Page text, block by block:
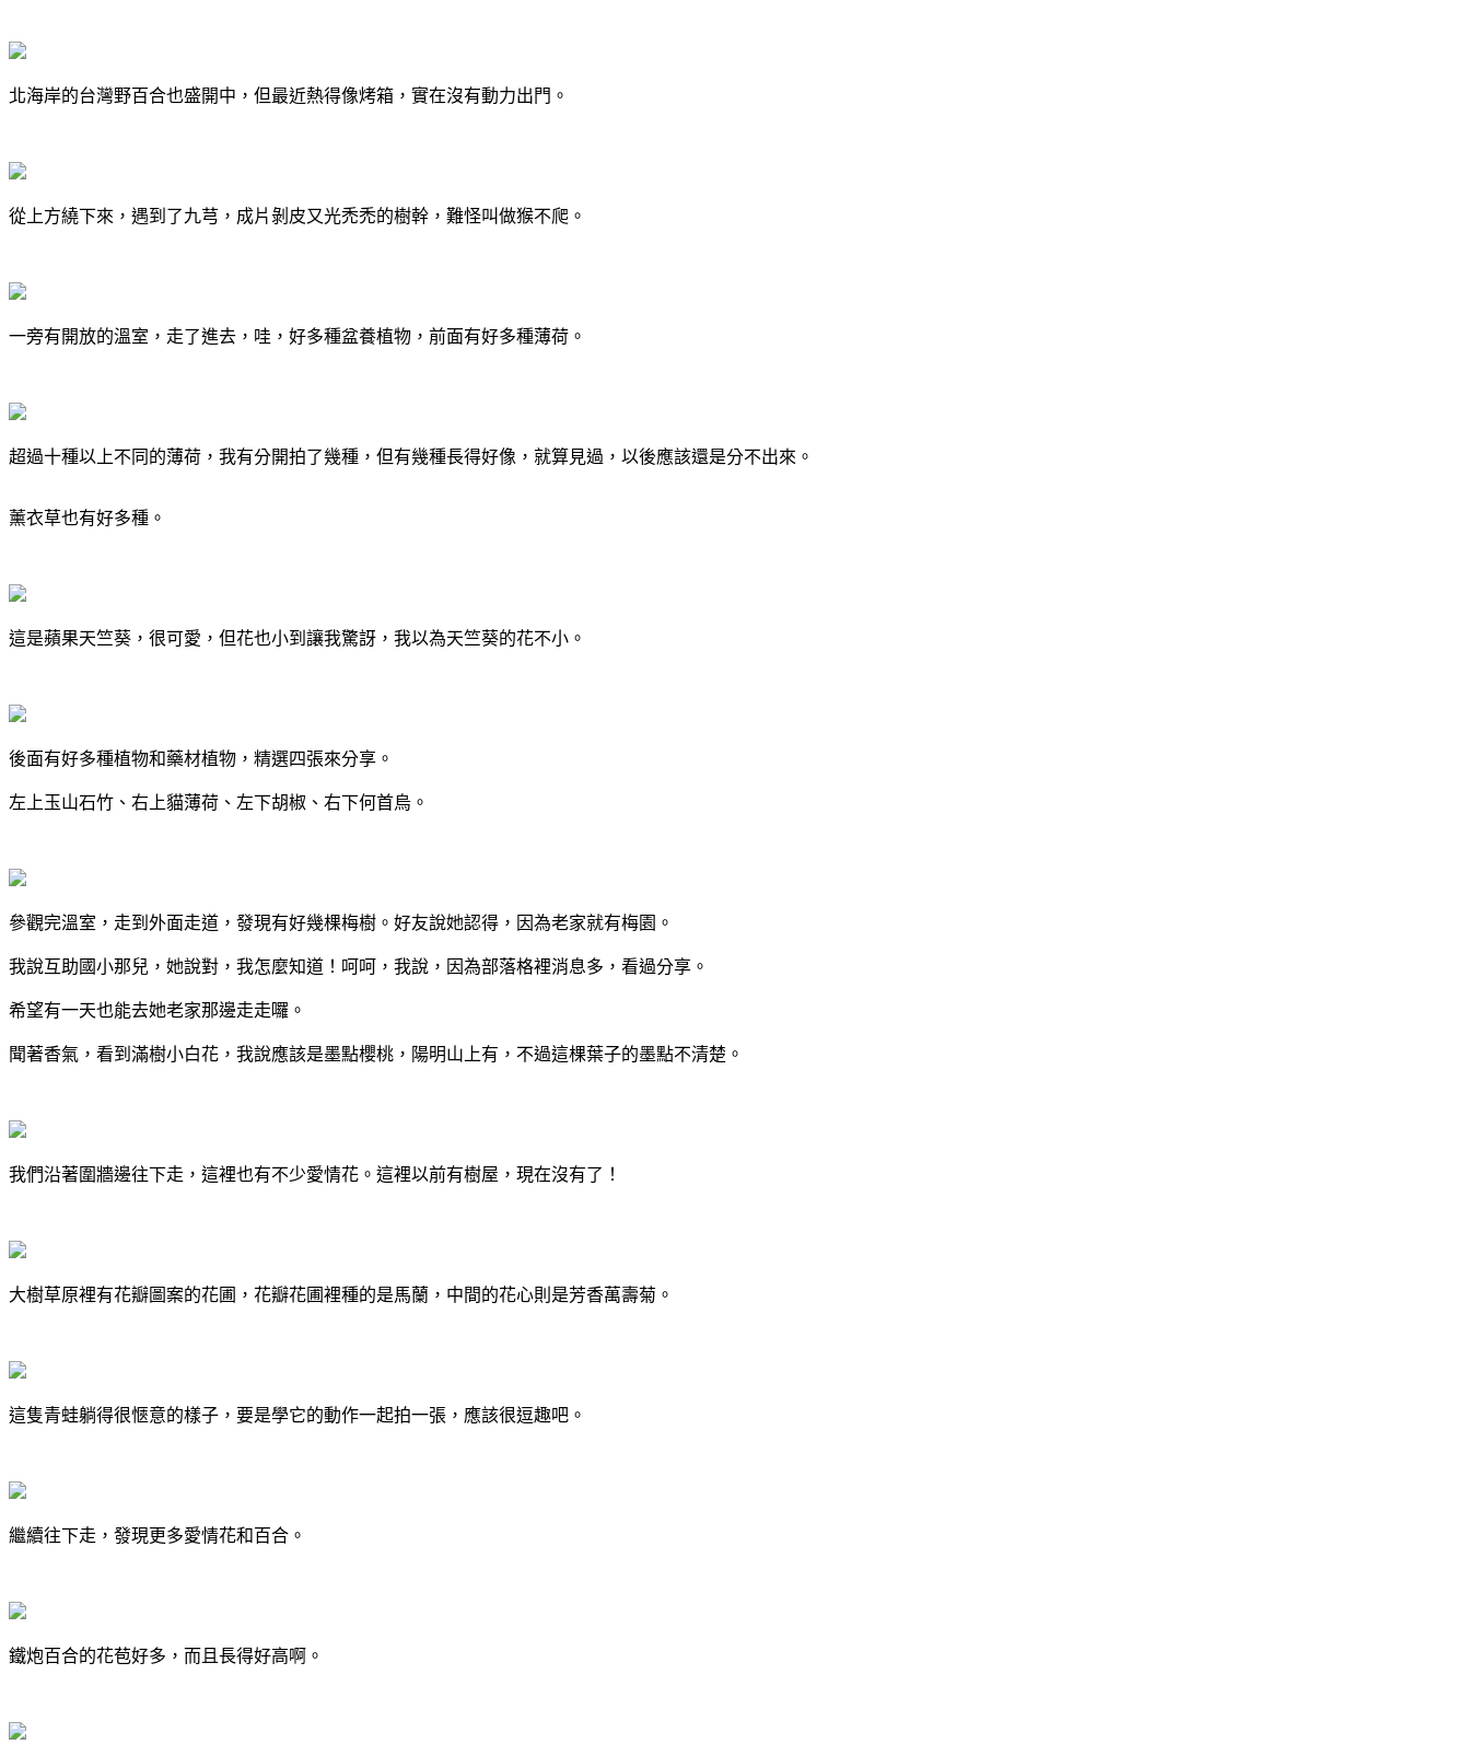
北海岸的台灣野百合也盛開中，但最近熱得像烤箱，實在沒有動力出門。
從上方繞下來，遇到了九芎，成片剝皮又光禿禿的樹幹，難怪叫做猴不爬。
一旁有開放的溫室，走了進去，哇，好多種盆養植物，前面有好多種薄荷。
超過十種以上不同的薄荷，我有分開拍了幾種，但有幾種長得好像，就算見過，以後應該還是分不出來。
薰衣草也有好多種。
這是蘋果天竺葵，很可愛，但花也小到讓我驚訝，我以為天竺葵的花不小。
後面有好多種植物和藥材植物，精選四張來分享。
左上玉山石竹、右上貓薄荷、左下胡椒、右下何首烏。
參觀完溫室，走到外面走道，發現有好幾棵梅樹。好友說她認得，因為老家就有梅園。
我說互助國小那兒，她說對，我怎麼知道！呵呵，我說，因為部落格裡消息多，看過分享。
希望有一天也能去她老家那邊走走囉。
聞著香氣，看到滿樹小白花，我說應該是墨點櫻桃，陽明山上有，不過這棵葉子的墨點不清楚。
我們沿著圍牆邊往下走，這裡也有不少愛情花。這裡以前有樹屋，現在沒有了！
大樹草原裡有花瓣圖案的花圃，花瓣花圃裡種的是馬蘭，中間的花心則是芳香萬壽菊。
這隻青蛙躺得很愜意的樣子，要是學它的動作一起拍一張，應該很逗趣吧。
繼續往下走，發現更多愛情花和百合。
鐵炮百合的花苞好多，而且長得好高啊。